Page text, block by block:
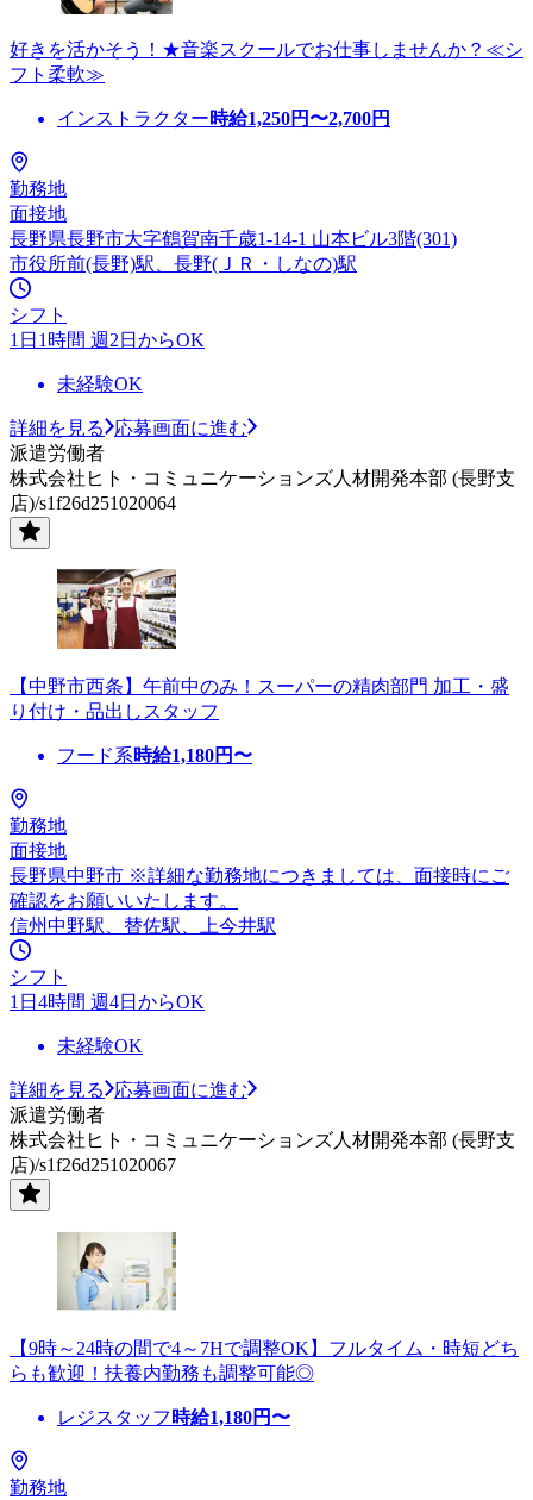
好きを活かそう！★音楽スクールでお仕事しませんか？≪シ
フト柔軟≫
インストラクター時給1,250円〜2,700円
勤務地
面接地
長野県長野市大字鶴賀南千歳1-14-1 山本ビル3階(301)
市役所前(長野)駅、長野(ＪＲ・しなの)駅
シフト
1日1時間 週2日からOK
未経験OK
詳細を見る
応募画面に進む
派遣労働者
株式会社ヒト・コミュニケーションズ人材開発本部 (長野支
店)/s1f26d251020064
【中野市西条】午前中のみ！スーパーの精肉部門 加工・盛
り付け・品出しスタッフ
フード系時給1,180円〜
勤務地
面接地
長野県中野市 ※詳細な勤務地につきましては、面接時にご
確認をお願いいたします。
信州中野駅、替佐駅、上今井駅
シフト
1日4時間 週4日からOK
未経験OK
詳細を見る
応募画面に進む
派遣労働者
株式会社ヒト・コミュニケーションズ人材開発本部 (長野支
店)/s1f26d251020067
【9時～24時の間で4～7Hで調整OK】フルタイム・時短どち
らも歓迎！扶養内勤務も調整可能◎
レジスタッフ 時給1,180円〜
勤務地